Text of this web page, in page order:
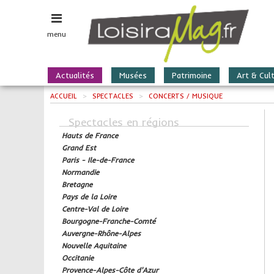
menu
Actualités Musées Patrimoine Art &
ACCUEIL > SPECTACLES > CONCERTS / MUSIQUE
Spectacles en régions
Hauts de France
Grand Est
Paris - Ile-de-France
Normandie
Bretagne
Pays de la Loire
Centre-Val de Loire
Bourgogne-Franche-Comté
Auvergne-Rhône-Alpes
Nouvelle Aquitaine
Occitanie
Provence-Alpes-Côte d'Azur